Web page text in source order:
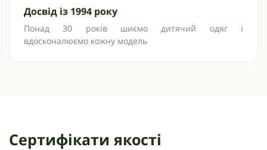
Досвід із 1994 року
Понад 30 років шиємо дитячий одяг і
вдосконалюємо кожну модель
Сертифікати якості